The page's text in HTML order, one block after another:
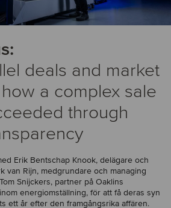
deals and market
a complex sale
through
Erik Bentschap Knook, delägare och
van Rijn, medgrundare och managing
Snijckers, partner på Oaklins
energiomställning, för att få deras syn
ett år efter den framgångsrika affären.